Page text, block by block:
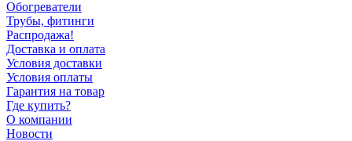
Обогреватели
Трубы, фитинги
Распродажа!
Доставка и оплата
Условия доставки
Условия оплаты
Гарантия на товар
Где купить?
О компании
Новости